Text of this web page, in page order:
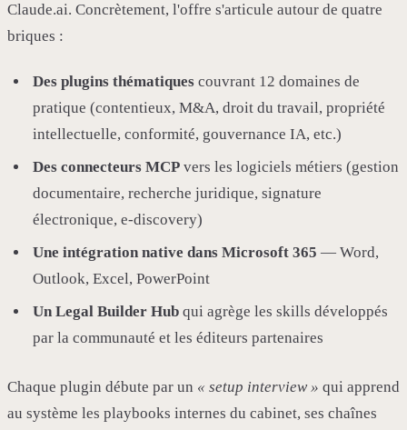
Claude.ai. Concrètement, l'offre s'articule autour de quatre
briques :
Des plugins thématiques couvrant 12 domaines de
pratique (contentieux, M&A, droit du travail, propriété
intellectuelle, conformité, gouvernance IA, etc.)
Des connecteurs MCP vers les logiciels métiers (gestion
documentaire, recherche juridique, signature
électronique, e-discovery)
Une intégration native dans Microsoft 365 — Word,
Outlook, Excel, PowerPoint
Un Legal Builder Hub qui agrège les skills développés
par la communauté et les éditeurs partenaires
Chaque plugin débute par un « setup interview » qui apprend
au système les playbooks internes du cabinet, ses chaînes